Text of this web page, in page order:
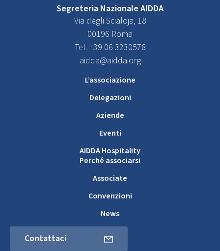
Segreteria Nazionale AIDDA
Via degli Scialoja, 18
00196 Roma
Tel. +39 06 3230578
aidda@aidda.org
L’associazione
Delegazioni
Aziende
Eventi
AIDDA Hospitality
Perché associarsi
Associate
Convenzioni
News
Contattaci